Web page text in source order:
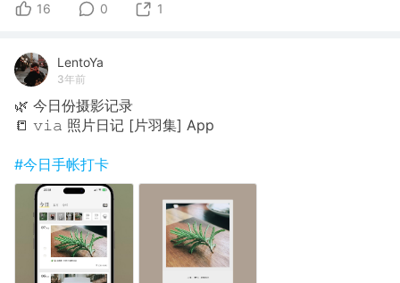
16 0 1
LentoYa
3年前
🌿 今日份摄影记录
📒 𝚟𝚒𝚊 照片日记 [片羽集] App
#今日手帐打卡